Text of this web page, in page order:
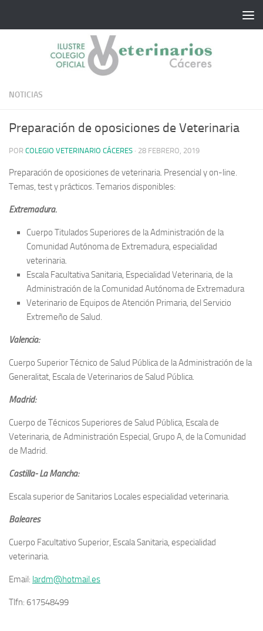
NOTICIAS
Preparación de oposiciones de Veterinaria
POR COLEGIO VETERINARIO CÁCERES · 28 FEBRERO, 2019
Preparación de oposiciones de veterinaria. Presencial y on-line.
Temas, test y prácticos. Temarios disponibles:
Extremadura.
Cuerpo Titulados Superiores de la Administración de la
Comunidad Autónoma de Extremadura, especialidad
veterinaria.
Escala Facultativa Sanitaria, Especialidad Veterinaria, de la
Administración de la Comunidad Autónoma de Extremadura
Veterinario de Equipos de Atención Primaria, del Servicio
Extremeño de Salud.
Valencia:
Cuerpo Superior Técnico de Salud Pública de la Administración de la
Generalitat, Escala de Veterinarios de Salud Pública.
Madrid:
Cuerpo de Técnicos Superiores de Salud Pública, Escala de
Veterinaria, de Administración Especial, Grupo A, de la Comunidad
de Madrid.
Castilla- La Mancha:
Escala superior de Sanitarios Locales especialidad veterinaria.
Baleares
Cuerpo Facultativo Superior, Escala Sanitaria, especialidad
veterinaria.
Email: lardm@hotmail.es
Tlfn: 617548499